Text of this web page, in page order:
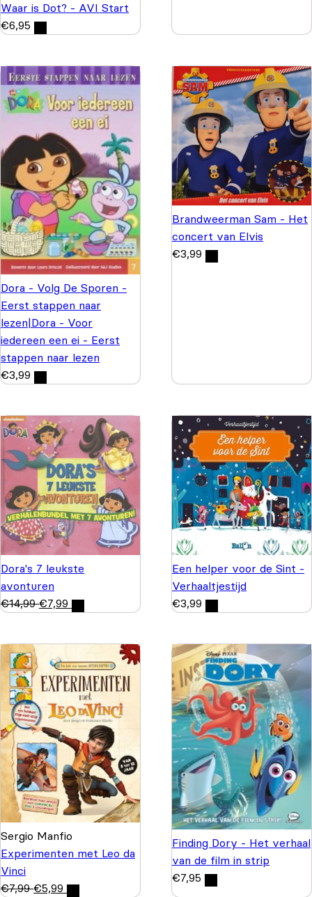
Waar is Dot? - AVI Start
€6,95
Dora - Volg De Sporen -
Eerst stappen naar
lezen|Dora - Voor
iedereen een ei - Eerst
stappen naar lezen
€3,99
Brandweerman Sam - Het
concert van Elvis
€3,99
Dora's 7 leukste
avonturen
€14,99 €7,99
Een helper voor de Sint -
Verhaaltjestijd
€3,99
Sergio Manfio
Experimenten met Leo da
Vinci
€7,99 €5,99
Finding Dory - Het verhaal
van de film in strip
€7,95